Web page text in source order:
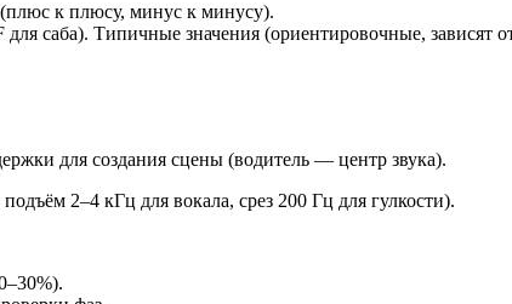
к плюсу, минус к минусу).
для саба). Типичные значения (ориентировочные, зависят
для создания сцены (водитель — центр звука).
2–4 кГц для вокала, срез 200 Гц для гулкости).